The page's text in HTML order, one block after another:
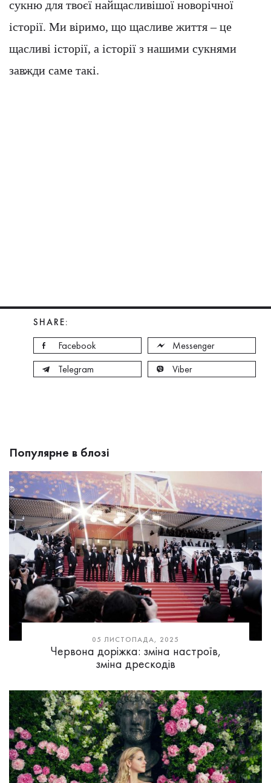
сукню для твоєї найщасливішої новорічної
історії. Ми віримо, що щасливе життя – це
щасливі історії, а історії з нашими сукнями
завжди саме такі.
SHARE:
Facebook
Messenger
Telegram
Viber
Популярне в блозі
05 ЛИСТОПАДА, 2025
Червона доріжка: зміна настроїв,
зміна дрескодів